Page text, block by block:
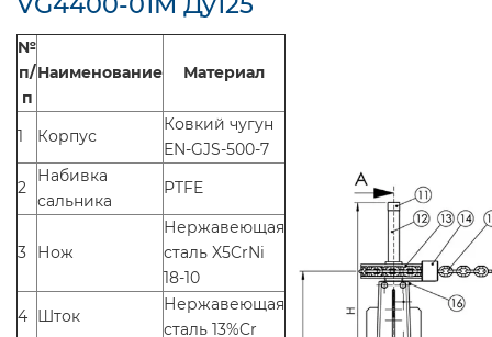
№
п/
п
Наименование Материал
1 Корпус
Ковкий чугун
EN-GJS-500-7
2
Набивка
сальника
PTFE
3 Нож
Нержавеющая
сталь X5CrNi
18-10
4 Шток
Нержавеющая
сталь 13%Cr